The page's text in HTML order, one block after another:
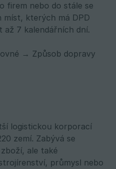
firem nebo do stále se
míst, kterých má DPD
až 7 kalendářních dní.
→ Způsob dopravy
logistickou korporací
zemí. Zabývá se
ale také
průmysl nebo